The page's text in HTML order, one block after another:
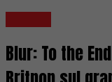
Blur: To the